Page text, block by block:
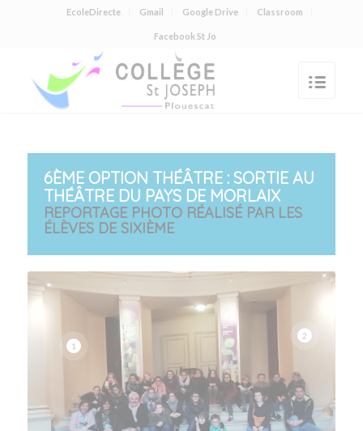
EcoleDirecte Gmail Google Drive Classroom
Facebook St Jo
6ÈME OPTION THÉÂTRE : SORTIE AU
THÉÂTRE DU PAYS DE MORLAIX
REPORTAGE PHOTO RÉALISÉ PAR LES
ÉLÈVES DE SIXIÈME
1
2